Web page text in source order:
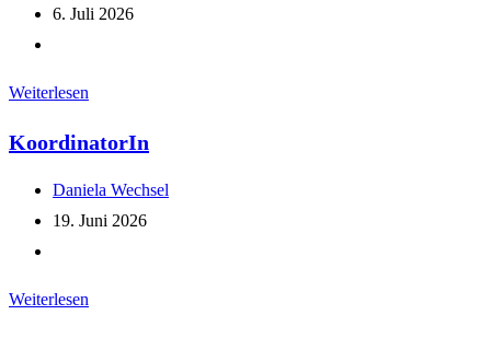
Autor:
Beitrag
6. Juli 2026
Weiterlesen
KoordinatorIn
Beitrags-
Autor:
Daniela Wechsel
Beitrag
19. Juni 2026
Weiterlesen